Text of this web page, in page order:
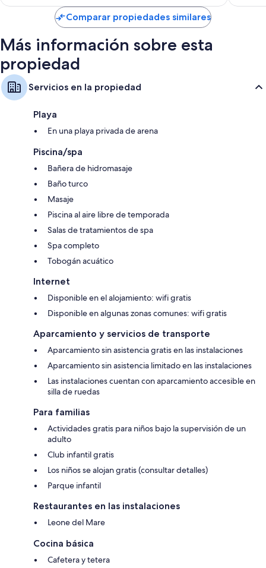
de
US$ 69
Comparar propiedades similares
Más información sobre esta
propiedad
Servicios en la propiedad
Playa
En una playa privada de arena
Piscina/spa
Bañera de hidromasaje
Baño turco
Masaje
Piscina al aire libre de temporada
Salas de tratamientos de spa
Spa completo
Tobogán acuático
Internet
Disponible en el alojamiento: wifi gratis
Disponible en algunas zonas comunes: wifi gratis
Aparcamiento y servicios de transporte
Aparcamiento sin asistencia gratis en las instalaciones
Aparcamiento sin asistencia limitado en las instalaciones
Las instalaciones cuentan con aparcamiento accesible en
silla de ruedas
Para familias
Actividades gratis para niños bajo la supervisión de un
adulto
Club infantil gratis
Los niños se alojan gratis (consultar detalles)
Parque infantil
Restaurantes en las instalaciones
Leone del Mare
Cocina básica
Cafetera y tetera